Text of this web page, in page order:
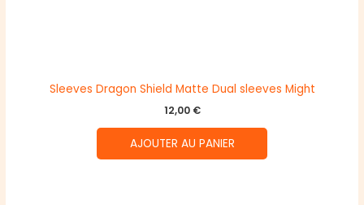
Sleeves Dragon Shield Matte Dual sleeves Might
12,00 €
AJOUTER AU PANIER